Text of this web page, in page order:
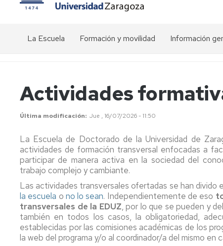
La Escuela
de
la
de
dirección
EDUZ
Comité
de
Dirección
Comisión
Permanente
del
Conócenos
Comunicación
Relaciones
interinstitucionales
Formación y movilidad
Actividades
específicas
los
de
Doctorado
Movilidad
Estancias
Ayudas
para
estancias
Información
doctorado
Calendario
académico
Gestión
del
Doctorado
(SIGMA)
Duración
Modalidades
Actividades
Última modificación Jue , 16/07/2026 - 11:50
La Escuela de Doctorado de la Universidad de
actividades de formación transversal enfocadas a
participar de manera activa en la sociedad del
trabajo complejo y cambiante.
Las actividades transversales ofertadas se han divido
la escuela o no lo sean. Independientemente de eso
transversales de la EDUZ, por lo que se pueden y
también en todos los casos, la obligatoriedad,
establecidas por las comisiones académicas de los
la web del programa y/o al coordinador/a del mismo en